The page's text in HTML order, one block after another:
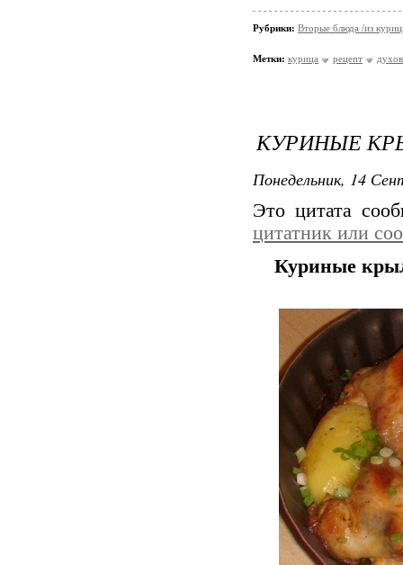
Рубрики: Вторые блюда /из
Метки: курица рецепт
КУРИНЫЕ
Понедельник, 14
Это цитата
цитатник или
Куриные